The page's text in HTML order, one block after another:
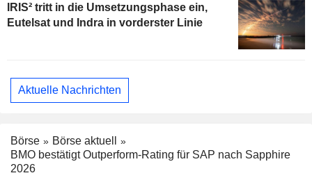
IRIS² tritt in die Umsetzungsphase ein,
Eutelsat und Indra in vorderster Linie
Aktuelle Nachrichten
Börse
Börse aktuell
BMO bestätigt Outperform-Rating für SAP nach Sapphire
2026